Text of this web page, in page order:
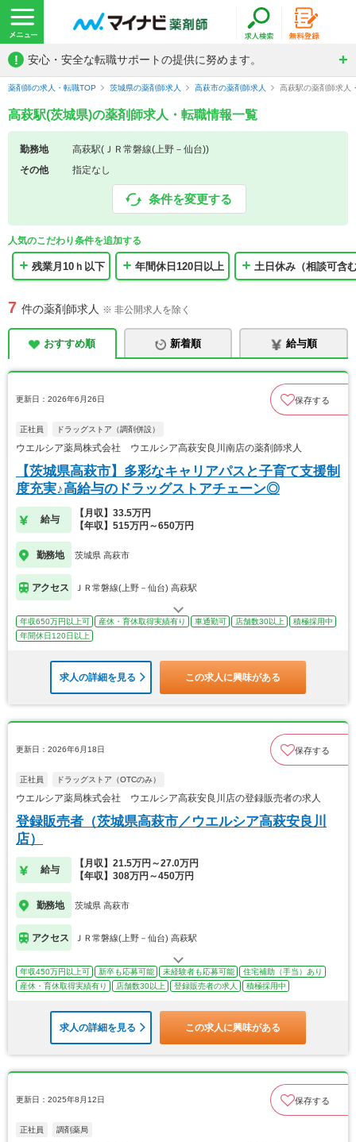
! 安心・安全な転職サポートの提供に努めます。
薬剤師の求人・転職TOP 茨城県の薬剤師求人 高萩市の薬剤師求人 高萩駅の薬剤師求人
高萩駅(茨城県)の薬剤師求人・転職情報一覧
勤務地
高萩駅(ＪＲ常磐線(上野－仙台))
その他
指定なし
条件を変更する
人気のこだわり条件を追加する
残業月10ｈ以下 年間休日120日以上 土日休み（相談可含
7 件の薬剤師求人 ※ 非公開求人を除く
おすすめ順 新着順 給与順
更新日：2026年6月26日 保存する
正社員 ドラッグストア（調剤併設）
ウエルシア薬局株式会社 ウエルシア高萩安良川南店の薬剤師求人
【茨城県高萩市】多彩なキャリアパスと子育て支援制
度充実♪高給与のドラッグストアチェーン◎
給与
【月収】33.5万円
【年収】515万円～650万円
勤務地 茨城県 高萩市
アクセス ＪＲ常磐線(上野－仙台) 高萩駅
年収650万円以上可 産休・育休取得実績有り 車通勤可 店舗数30以上
積極採用中
年間休日120日以上
求人の詳細を見る この求人に興味がある
更新日：2026年6月18日 保存する
正社員 ドラッグストア（OTCのみ）
ウエルシア薬局株式会社 ウエルシア高萩安良川店の登録販売者の求人
登録販売者（茨城県高萩市／ウエルシア高萩安良川
店）
給与
【月収】21.5万円～27.0万円
【年収】308万円～450万円
勤務地 茨城県 高萩市
アクセス ＪＲ常磐線(上野－仙台) 高萩駅
年収450万円以上可 新卒も応募可能 未経験者も応募可能
住宅補助（手当）あり
産休・育休取得実績有り
店舗数30以上 登録販売者の求人 積極採用中
求人の詳細を見る この求人に興味がある
更新日：2025年8月12日 保存する
正社員 調剤薬局